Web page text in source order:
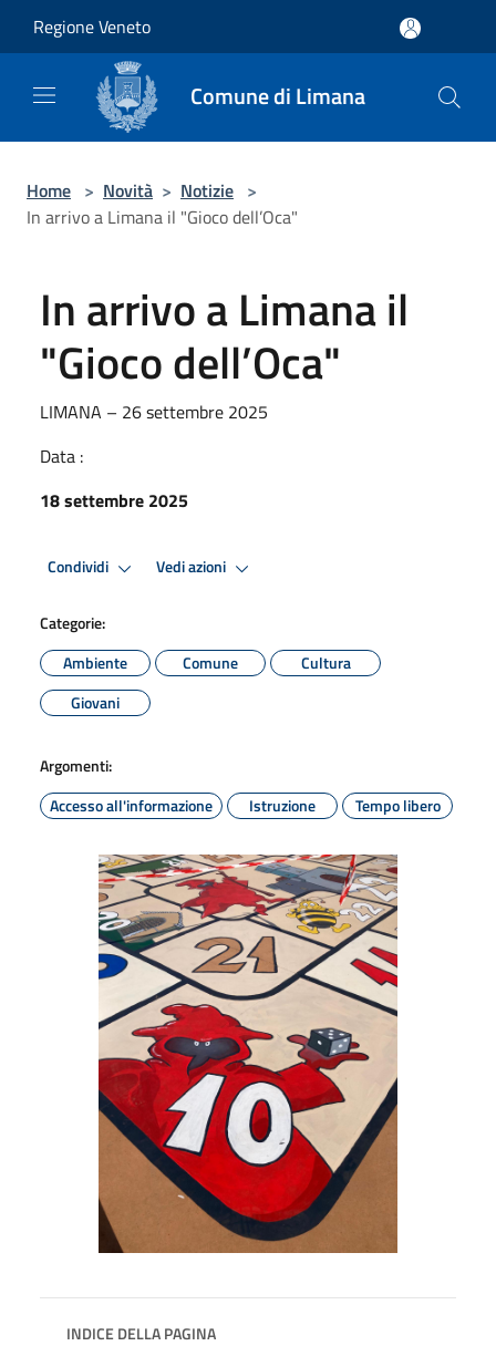
Regione Veneto
Comune di Limana
Home > Novità > Notizie >
In arrivo a Limana il "Gioco dell’Oca"
In arrivo a Limana il
"Gioco dell’Oca"
LIMANA – 26 settembre 2025
Data :
18 settembre 2025
Condividi Vedi azioni
Categorie:
Ambiente
Comune
Cultura
Giovani
Argomenti:
Accesso all'informazione
Istruzione Tempo libero
INDICE DELLA PAGINA